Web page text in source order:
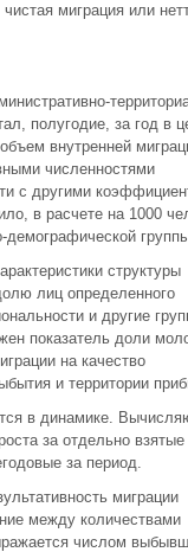
миграция или
полугодие, за год в
внутренней
численностями
с другими
в расчете на 1000
демографической
структуры
лиц определенного
и другие
показатель доли
на качество
и территории
в динамике.
за отдельно
за период.
миграции
между количествами
числом